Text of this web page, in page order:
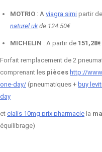
MOTRIO : A viagra simi partir de
naturel ukde 124.50€
MICHELIN : A partir de 151,28€
Forfait remplacement de 2
comprenant les pièces http://
one-day/ (pneumatiques + buy
day
et cialis 10mg prix pharmacie la
équilibrage)